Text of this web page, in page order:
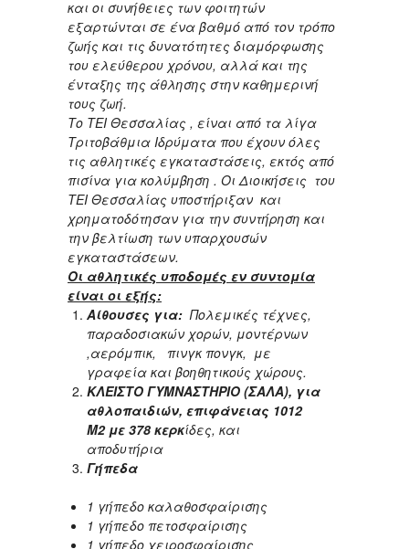
και οι συνήθειες των φοιτητών
εξαρτώνται σε ένα βαθμό από τον τρόπο
ζωής και τις δυνατότητες διαμόρφωσης
του ελεύθερου χρόνου, αλλά και της
ένταξης της άθλησης στην καθημερινή
τους ζωή.
Το ΤΕΙ Θεσσαλίας , είναι από τα λίγα
Τριτοβάθμια Ιδρύματα που έχουν όλες
τις αθλητικές εγκαταστάσεις, εκτός από
πισίνα για κολύμβηση . Οι Διοικήσεις του
ΤΕΙ Θεσσαλίας υποστήριξαν και
χρηματοδότησαν για την συντήρηση και
την βελτίωση των υπαρχουσών
εγκαταστάσεων.
Οι αθλητικές υποδομές εν συντομία
είναι οι εξής:
Αίθουσες για: Πολεμικές τέχνες,
παραδοσιακών χορών, μοντέρνων
,αερόμπικ, πινγκ πονγκ, με
γραφεία και βοηθητικούς χώρους.
ΚΛΕΙΣΤΟ ΓΥΜΝΑΣΤΗΡΙΟ (ΣΑΛΑ), για
αθλοπαιδιών, επιφάνειας 1012
Μ2 με 378 κερκίδες, και
αποδυτήρια
Γήπεδα
1 γήπεδο καλαθοσφαίρισης
1 γήπεδο πετοσφαίρισης
1 γήπεδο χειροσφαίρισης